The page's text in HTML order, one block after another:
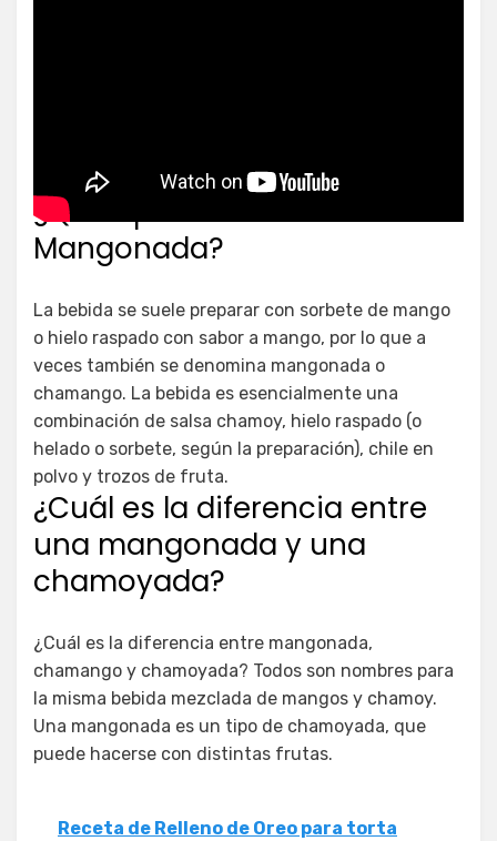
¿Qué tipo de helado es una
Mangonada?
La bebida se suele preparar con sorbete de mango
o hielo raspado con sabor a mango, por lo que a
veces también se denomina mangonada o
chamango. La bebida es esencialmente una
combinación de salsa chamoy, hielo raspado (o
helado o sorbete, según la preparación), chile en
polvo y trozos de fruta.
¿Cuál es la diferencia entre
una mangonada y una
chamoyada?
¿Cuál es la diferencia entre mangonada,
chamango y chamoyada? Todos son nombres para
la misma bebida mezclada de mangos y chamoy.
Una mangonada es un tipo de chamoyada, que
puede hacerse con distintas frutas.
Receta de Relleno de Oreo para torta